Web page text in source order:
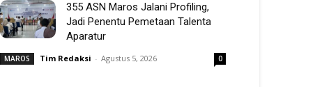
355 ASN Maros Jalani Profiling,
Jadi Penentu Pemetaan Talenta
Aparatur
MAROS Tim Redaksi - Agustus 5, 2026 0